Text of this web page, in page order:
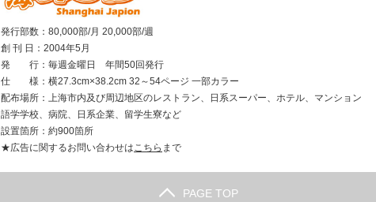
発行部数：80,000部/月 20,000部/週
創 刊 日：2004年5月
発 行：毎週金曜日 年間50回発行
仕 様：横27.3cm×38.2cm 32～54ページ 一部カラー
配布場所：上海市内及び周辺地区のレストラン、日系スーパー、ホテル、マンション
語学学校、病院、日系企業、留学生寮など
設置箇所：約900箇所
★広告に関するお問い合わせはこちら まで
PAGE TOP